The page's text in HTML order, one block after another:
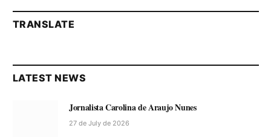
TRANSLATE
LATEST NEWS
Jornalista Carolina de Araujo Nunes
27 de July de 2026